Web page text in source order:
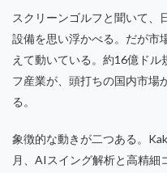
スクリーンゴルフと聞いて、
設備を思い浮かべる。だが市
えて動いている。約16億ド
フ産業が、頭打ちの国内市場
る。
象徴的な動きが二つある。
月、AIスイング解析と高精細